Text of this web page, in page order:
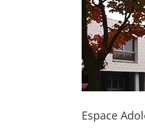
Espace